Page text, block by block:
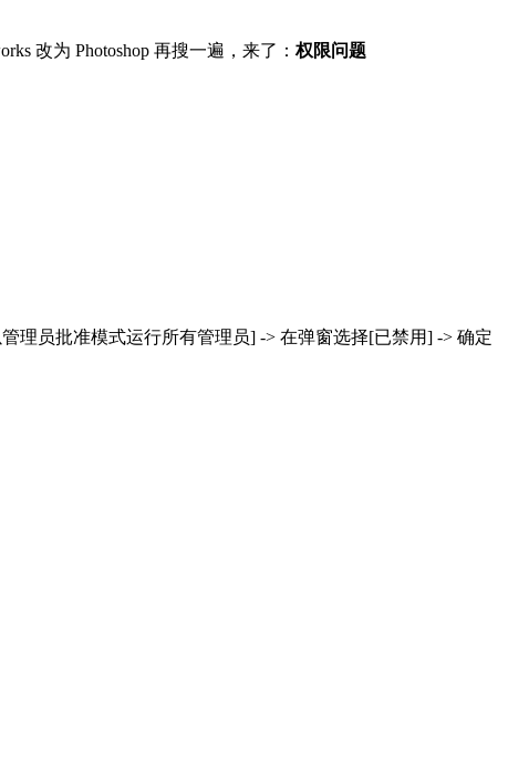
改为 Photoshop 再搜一遍，来了：权限问题
理员批准模式运行所有管理员] -> 在弹窗选择[已禁用] -> 确定